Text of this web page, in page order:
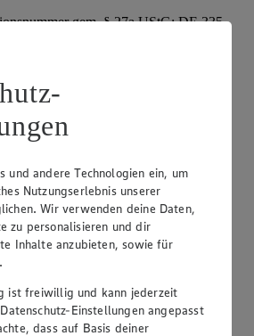
gem. § 27a UStG: DE 335
e. K.
Kleve
Breuer (Vorstandsvorsitzender),
Peter Wagener
ist urheberrechtlich geschützt. Der
jedoch das Recht, den auf dieser
und andere Technologien ein, um
Nutzungserlebnis unserer
Wir verwenden deine Daten,
zu personalisieren und dir
Inhalte anzubieten, sowie für
ist freiwillig und kann jederzeit
Einstellungen angepasst
dass auf Basis deiner